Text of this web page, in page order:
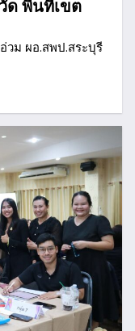
ด พื้นที่เขต
วม ผอ.สพป.สระบุรี